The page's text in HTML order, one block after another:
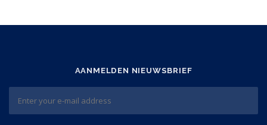
AANMELDEN NIEUWSBRIEF